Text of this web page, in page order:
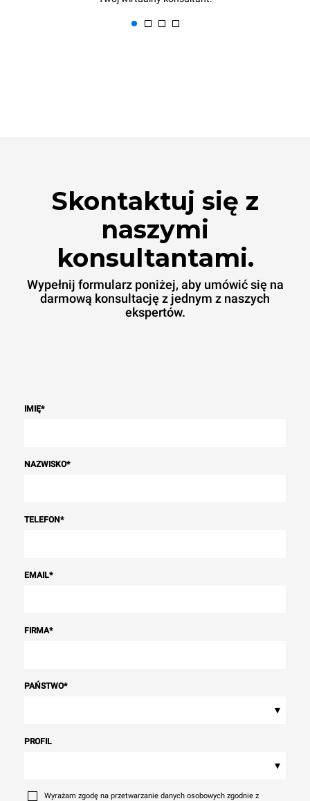
Skontaktuj się z
naszymi
konsultantami.
Wypełnij formularz poniżej, aby umówić się na
darmową konsultację z jednym z naszych
ekspertów.
IMIĘ*
NAZWISKO*
TELEFON*
EMAIL*
FIRMA*
PAŃSTWO*
▾
PROFIL
▾
Wyrażam zgodę na przetwarzanie danych osobowych zgodnie z